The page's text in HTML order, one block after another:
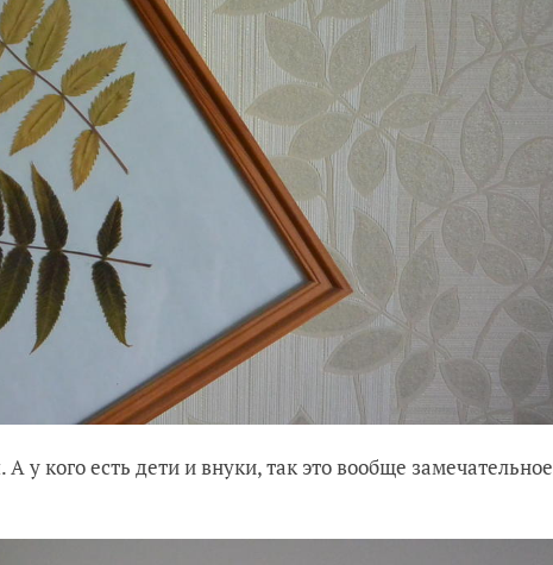
у кого есть дети и внуки, так это вообще замечательное